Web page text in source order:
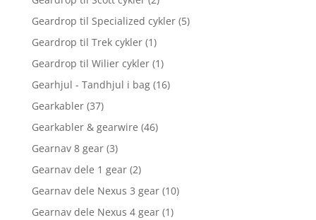
Geardrop til Specialized cykler (5)
Geardrop til Trek cykler (1)
Geardrop til Wilier cykler (1)
Gearhjul - Tandhjul i bag (16)
Gearkabler (37)
Gearkabler & gearwire (46)
Gearnav 8 gear (3)
Gearnav dele 1 gear (2)
Gearnav dele Nexus 3 gear (10)
Gearnav dele Nexus 4 gear (1)